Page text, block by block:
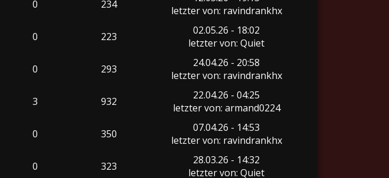
0 234
letzter von: ravindrankhx
0 223
02.05.26 - 18:02
letzter von: Quiet
0 293
24.04.26 - 20:58
letzter von: ravindrankhx
3 932
22.04.26 - 04:25
letzter von: armand0224
0 350
07.04.26 - 14:53
letzter von: ravindrankhx
0 323
28.03.26 - 14:32
letzter von: Quiet